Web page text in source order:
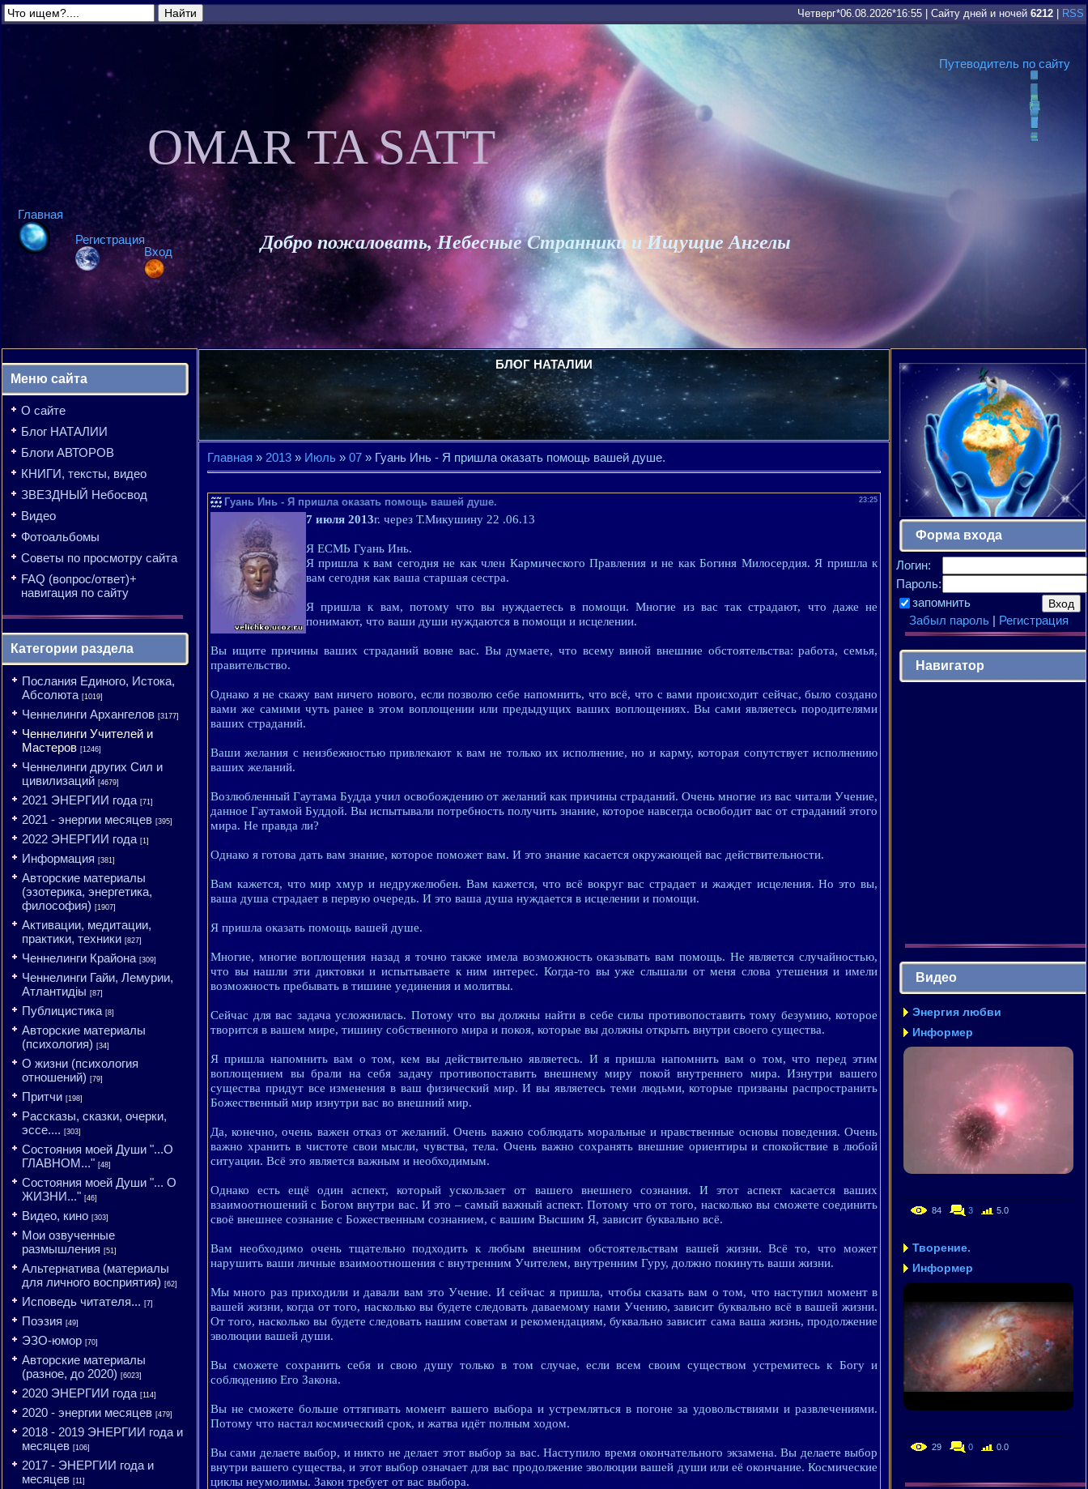
Четверг*06.08.2026*16:55 Сайту дней и ночей 6212 RSS
Путеводитель по сайту
Главная
Регистрация
Вход
OMAR TA SATT
Добро пожаловать, Небесные Странники и Ищущие Ангелы
Меню сайта
О сайте
Блог НАТАЛИИ
Блоги АВТОРОВ
КНИГИ, тексты, видео
ЗВЕЗДНЫЙ Небосвод
Видео
Фотоальбомы
Советы по просмотру сайта
FAQ (вопрос/ответ)+
навигация по сайту
Категории раздела
Послания Единого, Истока,
Абсолюта [1019]
Ченнелинги Архангелов [3177]
Ченнелинги Учителей и
Мастеров [1246]
Ченнелинги других Сил и
цивилизаций [4679]
2021 ЭНЕРГИИ года [71]
2021 - энергии месяцев [395]
2022 ЭНЕРГИИ года [1]
Информация [381]
Авторские материалы
(эзотерика, энергетика,
философия) [1907]
Активации, медитации,
практики, техники [827]
Ченнелинги Крайона [309]
Ченнелинги Гайи, Лемурии,
Атлантидіы [87]
Публицистика [8]
Авторские материалы
(психология) [34]
О жизни (психология
отношений) [79]
Притчи [198]
Рассказы, сказки, очерки,
эссе.... [303]
Состояния моей Души "...О
ГЛАВНОМ..." [48]
Состояния моей Души "... О
ЖИЗНИ..." [46]
Видео, кино [303]
Мои озвученные
размышления [51]
Альтернатива (материалы
для личного восприятия) [62]
Исповедь читателя... [7]
Поэзия [49]
ЭЗО-юмор [70]
Авторские материалы
(разное, до 2020) [6023]
2020 ЭНЕРГИИ года [114]
2020 - энергии месяцев [479]
2018 - 2019 ЭНЕРГИИ года и
месяцев [106]
2017 - ЭНЕРГИИ года и
месяцев [11]
БЛОГ НАТАЛИИ
Главная » 2013 » Июль » 07 » Гуань Инь - Я пришла оказать помощь вашей душе.
23:25
Гуань Инь - Я пришла оказать помощь вашей душе.
7 июля 2013г. через Т.Микушину 22 .06.13
Я ЕСМЬ Гуань Инь.
Я пришла к вам сегодня не как член Кармического Правления и не как Богиня Милосердия. Я пришла к
вам сегодня как ваша старшая сестра.
Я пришла к вам, потому что вы нуждаетесь в помощи. Многие из вас так страдают, что даже не
понимают, что ваши души нуждаются в помощи и исцелении.
Вы ищите причины ваших страданий вовне вас. Вы думаете, что всему виной внешние обстоятельства: работа, семья,
правительство.
Однако я не скажу вам ничего нового, если позволю себе напомнить, что всё, что с вами происходит сейчас, было создано
вами же самими чуть ранее в этом воплощении или предыдущих ваших воплощениях. Вы сами являетесь породителями
ваших страданий.
Ваши желания с неизбежностью привлекают к вам не только их исполнение, но и карму, которая сопутствует исполнению
ваших желаний.
Возлюбленный Гаутама Будда учил освобождению от желаний как причины страданий. Очень многие из вас читали Учение,
данное Гаутамой Буддой. Вы испытывали потребность получить знание, которое навсегда освободит вас от страданий этого
мира. Не правда ли?
Однако я готова дать вам знание, которое поможет вам. И это знание касается окружающей вас действительности.
Вам кажется, что мир хмур и недружелюбен. Вам кажется, что всё вокруг вас страдает и жаждет исцеления. Но это вы,
ваша душа страдает в первую очередь. И это ваша душа нуждается в исцелении и помощи.
Я пришла оказать помощь вашей душе.
Многие, многие воплощения назад я точно также имела возможность оказывать вам помощь. Не является случайностью,
что вы нашли эти диктовки и испытываете к ним интерес. Когда-то вы уже слышали от меня слова утешения и имели
возможность пребывать в тишине уединения и молитвы.
Сейчас для вас задача усложнилась. Потому что вы должны найти в себе силы противопоставить тому безумию, которое
творится в вашем мире, тишину собственного мира и покоя, которые вы должны открыть внутри своего существа.
Я пришла напомнить вам о том, кем вы действительно являетесь. И я пришла напомнить вам о том, что перед этим
воплощением вы брали на себя задачу противопоставить внешнему миру покой внутреннего мира. Изнутри вашего
существа придут все изменения в ваш физический мир. И вы являетесь теми людьми, которые призваны распространить
Божественный мир изнутри вас во внешний мир.
Да, конечно, очень важен отказ от желаний. Очень важно соблюдать моральные и нравственные основы поведения. Очень
важно хранить в чистоте свои мысли, чувства, тела. Очень важно сохранять внешние ориентиры и спокойствие в любой
ситуации. Всё это является важным и необходимым.
Однако есть ещё один аспект, который ускользает от вашего внешнего сознания. И этот аспект касается ваших
взаимоотношений с Богом внутри вас. И это – самый важный аспект. Потому что от того, насколько вы сможете соединить
своё внешнее сознание с Божественным сознанием, с вашим Высшим Я, зависит буквально всё.
Вам необходимо очень тщательно подходить к любым внешним обстоятельствам вашей жизни. Всё то, что может
нарушить ваши личные взаимоотношения с внутренним Учителем, внутренним Гуру, должно покинуть ваши жизни.
Мы много раз приходили и давали вам это Учение. И сейчас я пришла, чтобы сказать вам о том, что наступил момент в
вашей жизни, когда от того, насколько вы будете следовать даваемому нами Учению, зависит буквально всё в вашей жизни.
От того, насколько вы будете следовать нашим советам и рекомендациям, буквально зависит сама ваша жизнь, продолжение
эволюции вашей души.
Вы сможете сохранить себя и свою душу только в том случае, если всем своим существом устремитесь к Богу и
соблюдению Его Закона.
Вы не сможете больше оттягивать момент вашего выбора и устремляться в погоне за удовольствиями и развлечениями.
Потому что настал космический срок, и жатва идёт полным ходом.
Вы сами делаете выбор, и никто не делает этот выбор за вас. Наступило время окончательного экзамена. Вы делаете выбор
внутри вашего существа, и этот выбор означает для вас продолжение эволюции вашей души или её окончание. Космические
циклы неумолимы. Закон требует от вас выбора.
Форма входа
Логин:
Пароль:
запомнить
Забыл пароль| Регистрация
Навигатор
Видео
Энергия любви
Информер
84 3 5.0
Творение.
Информер
29 0 0.0